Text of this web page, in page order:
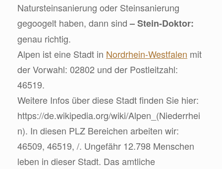
Natursteinsanierung oder Steinsanierung
gegoogelt haben, dann sind– Stein-Doktor:
genau richtig.
Alpen ist eine Stadt in Nordrhein-Westfalen mit
der Vorwahl: 02802 und der Postleitzahl:
46519.
Weitere Infos über diese Stadt finden Sie hier:
https://de.wikipedia.org/wiki/Alpen_(Niederrhei
n). In diesen PLZ Bereichen arbeiten wir:
46509, 46519, /. Ungefähr 12.798 Menschen
leben in dieser Stadt. Das amtliche